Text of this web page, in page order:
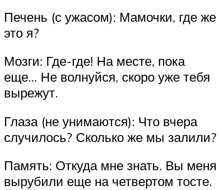
Печень (с ужасом): Мамочки, где же
это я?
Мозги: Где-где! На месте, пока
еще… Не волнуйся, скоро уже тебя
вырежут.
Глаза (не унимаются): Что вчера
случилось? Сколько же мы залили?
Память: Откуда мне знать. Вы меня
вырубили еще на четвертом тосте.